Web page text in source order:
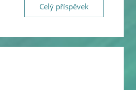
Celý příspěvek